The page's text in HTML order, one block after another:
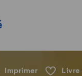
Imprimer Livre